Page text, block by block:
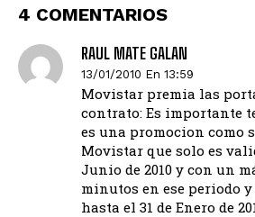
4 COMENTARIOS
RAUL MATE GALAN
13/01/2010 En 13:59
Movistar premia las
contrato: Es importante
es una promocion como
Movistar que solo es
Junio de 2010 y con un
minutos en ese periodo
hasta el 31 de Enero de